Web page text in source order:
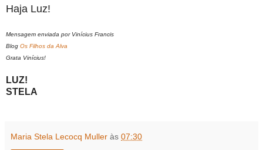
Haja Luz!
Mensagem enviada por Vinícius Francis
Blog Os Filhos da Alva
Grata Vinícius!
LUZ!
STELA
Maria Stela Lecocq Muller às 07:30